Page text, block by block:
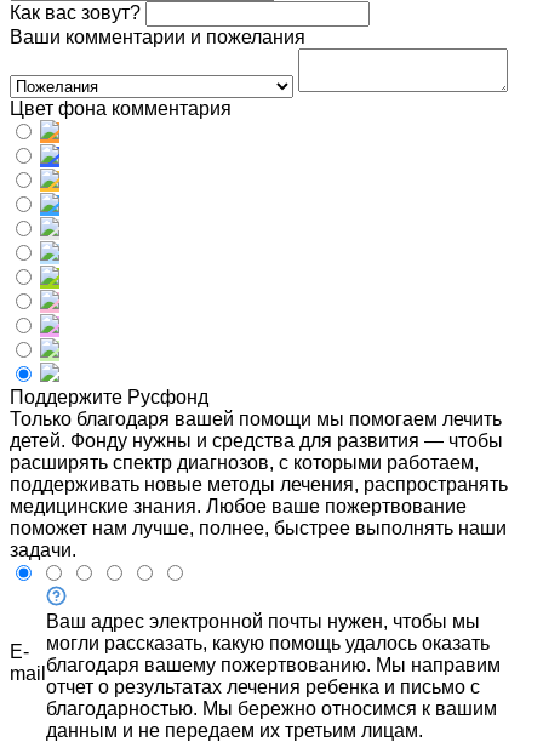
Как вас зовут?
Ваши комментарии и пожелания
Цвет фона комментария
Поддержите Русфонд
Только благодаря вашей помощи мы помогаем лечить
детей. Фонду нужны и средства для развития — чтобы
расширять спектр диагнозов, с которыми работаем,
поддерживать новые методы лечения, распространять
медицинские знания. Любое ваше пожертвование
поможет нам лучше, полнее, быстрее выполнять наши
задачи.
E-
mail
Ваш адрес электронной почты нужен, чтобы мы
могли рассказать, какую помощь удалось оказать
благодаря вашему пожертвованию. Мы направим
отчет о результатах лечения ребенка и письмо с
благодарностью. Мы бережно относимся к вашим
данным и не передаем их третьим лицам.